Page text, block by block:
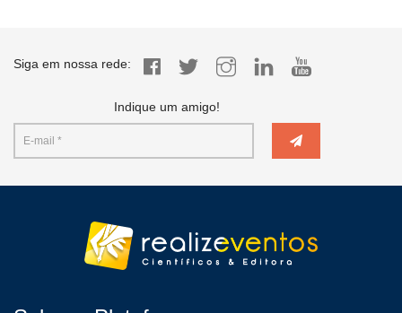
Siga em nossa rede:
Indique um amigo!